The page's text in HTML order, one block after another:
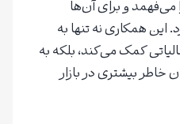
می‌فهمد و برای آن‌ها
این همکاری نه تنها به
کمک می‌کند، بلکه به
خاطر بیشتری در بازار